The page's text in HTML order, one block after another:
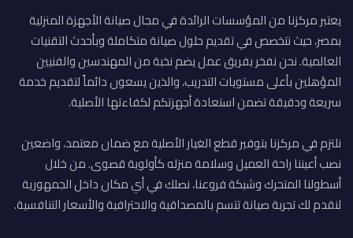
يعتبر مركزنا من المؤسسات الرائدة في مجال صيانة الأجهزة المنزلية
بمصر، حيث نتخصص في تقديم حلول صيانة متكاملة وبأحدث التقنيات
العالمية. نحن نفخر بفريق عمل يضم نخبة من المهندسين والفنيين
المؤهلين بأعلى مستويات التدريب، والذين يسعون دائماً لتقديم خدمة
سريعة ودقيقة تضمن استعادة أجهزتكم لكفاءتها الأصلية.
نلتزم في مركزنا بتوفير قطع الغيار الأصلية مع ضمان معتمد، واضعين
نصب أعيننا راحة العميل وسلامة منزله كأولوية قصوى. من خلال
أسطولنا المتحرك وشبكة فروعنا، نصلك في أي مكان داخل الجمهورية
لنقدم لك تجربة صيانة تتسم بالمصداقية والاحترافية والأسعار التنافسية.